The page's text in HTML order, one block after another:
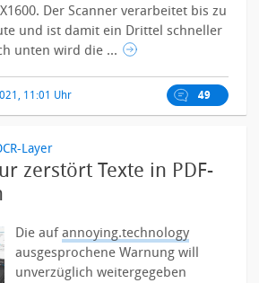
Der Scanner verarbeitet bis zu
und ist damit ein Drittel schneller
unten wird die ...
11:01 Uhr 49
Layer
zerstört Texte in PDF-
Die aufannoying.technology
ausgesprochene Warnung will
unverzüglich weitergegeben